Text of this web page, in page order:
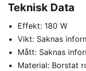
Teknisk Data
Effekt: 180 W
Vikt: Saknas
Mått: Saknas
Material: Borstat